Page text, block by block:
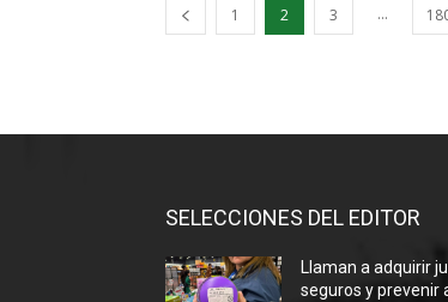
1 2 3 ...
SELECCIONES DEL EDITOR
Llaman a adquirir
seguros y prevenir